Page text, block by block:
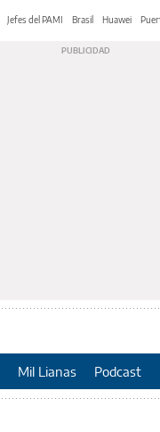
Jefes del PAMI Brasil Huawei
Mil Lianas Podcast